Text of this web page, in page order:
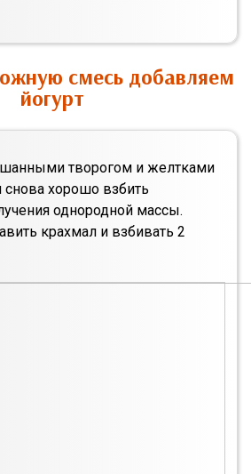
смесь добавляем
йогурт
творогом и желтками
снова хорошо взбить
однородной массы.
крахмал и взбивать 2